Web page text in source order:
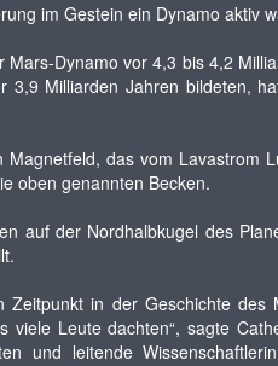
im Gestein ein Dynamo aktiv
Dynamo vor 4,3 bis 4,2
3,9 Milliarden Jahren bildeten,
das vom Lavastrom
oben genannten Becken.
auf der Nordhalbkugel des
Zeitpunkt in der Geschichte des
Leute dachten“, sagte
und leitende